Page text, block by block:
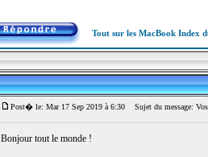
Tout sur les MacBook Index
Post� le: Mar 17 Sep 2019 à 6:30 Sujet du message:
Bonjour tout le monde !